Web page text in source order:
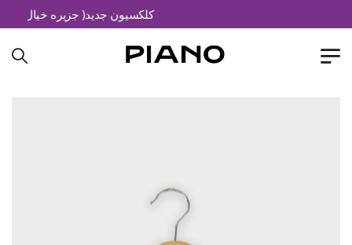
کلکسیون جدید( جزیره خیال)